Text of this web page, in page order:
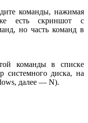
команды, нажимая
есть скриншот с
но часть команд в
команды в списке
системного диска, на
далее — N).